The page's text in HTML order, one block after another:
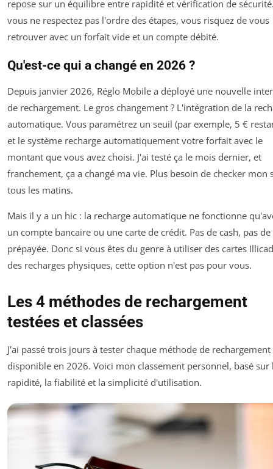
repose sur un équilibre entre rapidité et vérification de
vous ne respectez pas l'ordre des étapes, vous risquez de vous
retrouver avec un forfait vide et un compte débité.
Qu'est-ce qui a changé en 2026 ?
Depuis janvier 2026, Réglo Mobile a déployé une nouvelle
de rechargement. Le gros changement ? L'intégration de la
automatique. Vous paramétrez un seuil (par exemple, 5 €
et le système recharge automatiquement votre forfait avec le
montant que vous avez choisi. J'ai testé ça le mois dernier, et
franchement, ça a changé ma vie. Plus besoin de checker mon
tous les matins.
Mais il y a un hic : la recharge automatique ne fonctionne
un compte bancaire ou une carte de crédit. Pas de cash, pas de
prépayée. Donc si vous êtes du genre à utiliser des cartes
des recharges physiques, cette option n'est pas pour vous.
Les 4 méthodes de rechargement
testées et classées
J'ai passé trois jours à tester chaque méthode de rechargement
disponible en 2026. Voici mon classement personnel, basé sur
rapidité, la fiabilité et la simplicité d'utilisation.